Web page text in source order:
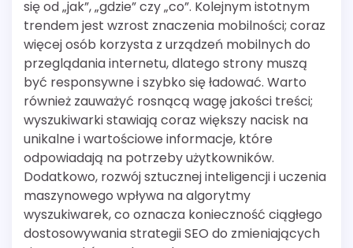
się od „jak”, „gdzie” czy „co”. Kolejnym istotnym
trendem jest wzrost znaczenia mobilności; coraz
więcej osób korzysta z urządzeń mobilnych do
przeglądania internetu, dlatego strony muszą
być responsywne i szybko się ładować. Warto
również zauważyć rosnącą wagę jakości treści;
wyszukiwarki stawiają coraz większy nacisk na
unikalne i wartościowe informacje, które
odpowiadają na potrzeby użytkowników.
Dodatkowo, rozwój sztucznej inteligencji i uczenia
maszynowego wpływa na algorytmy
wyszukiwarek, co oznacza konieczność ciągłego
dostosowywania strategii SEO do zmieniających